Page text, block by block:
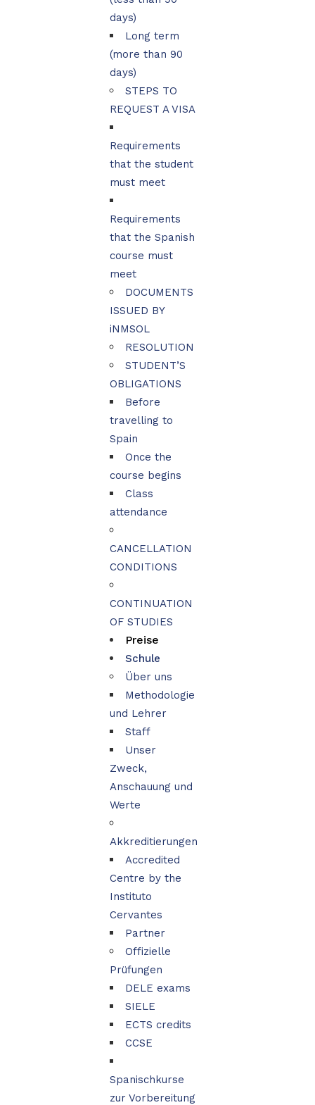
days)
Long term
(more than 90
days)
STEPS TO
REQUEST A VISA
Requirements
that the student
must meet
Requirements
that the Spanish
course must
meet
DOCUMENTS
ISSUED BY
iNMSOL
RESOLUTION
STUDENT’S
OBLIGATIONS
Before
travelling to
Spain
Once the
course begins
Class
attendance
CANCELLATION
CONDITIONS
CONTINUATION
OF STUDIES
Preise
Schule
Über uns
Methodologie
und Lehrer
Staff
Unser
Zweck,
Anschauung und
Werte
Akkreditierungen
Accredited
Centre by the
Instituto
Cervantes
Partner
Offizielle
Prüfungen
DELE exams
SIELE
ECTS credits
CCSE
Spanischkurse
zur Vorbereitung